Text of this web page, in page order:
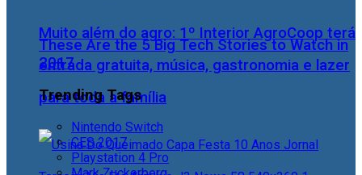
Muito além do agro: 1º Interior AgroCoop terá
entrada gratuita, música, gastronomia e lazer
para toda a família
These Are the 5 Big Tech Stories to Watch in
2017
Trending Tags
Nintendo Switch
CES 2017
Playstation 4 Pro